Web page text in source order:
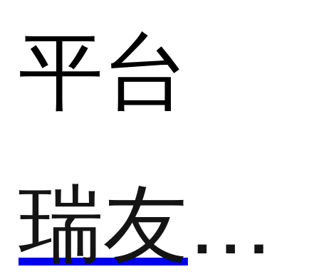
平台
瑞友天翼应用虚拟化系统